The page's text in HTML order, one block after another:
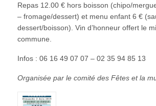
Repas 12.00 € hors boisson (chipo/
– fromage/dessert) et menu enfant 6 €
dessert/boisson). Vin d’honneur offert le
commune.
Infos : 06 16 49 07 07 – 02 35 94 85 13
Organisée par le comité des Fêtes et la